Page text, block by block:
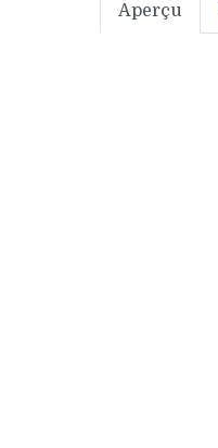
Aperçu